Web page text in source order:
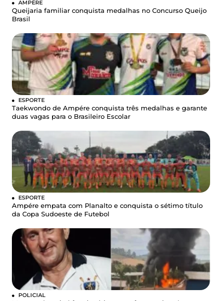
AMPÉRE
Queijaria familiar conquista medalhas no Concurso Queijo
Brasil
ESPORTE
Taekwondo de Ampére conquista três medalhas e garante
duas vagas para o Brasileiro Escolar
ESPORTE
Ampére empata com Planalto e conquista o sétimo título
da Copa Sudoeste de Futebol
POLICIAL